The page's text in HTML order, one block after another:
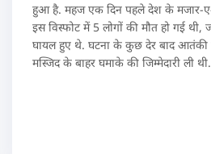
हुआ है. महज एक दिन पहले देश के मजार-
इस विस्फोट में 5 लोगों की मौत हो गई थी,
घायल हुए थे. घटना के कुछ देर बाद
मस्जिद के बाहर घमाके की जिम्मेदारी ली थी.